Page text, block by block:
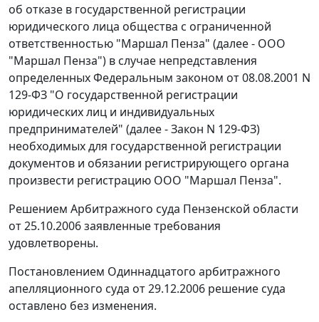
об отказе в государственной регистрации
юридического лица общества с ограниченной
ответственностью "Маршал Пенза" (далее - ООО
"Маршал Пенза") в случае непредставления
определенныхФедеральным законом от 08.08.2001 N
129-ФЗ "О государственной регистрации
юридических лиц и индивидуальных
предпринимателей" (далее - Закон N 129-ФЗ)
необходимых для государственной регистрации
документов и обязании регистрирующего органа
произвести регистрацию ООО "Маршал Пенза".
Решением Арбитражного суда Пензенской области
от 25.10.2006 заявленные требования
удовлетворены.
Постановлением Одиннадцатого арбитражного
апелляционного суда от 29.12.2006 решение суда
оставлено без изменения.